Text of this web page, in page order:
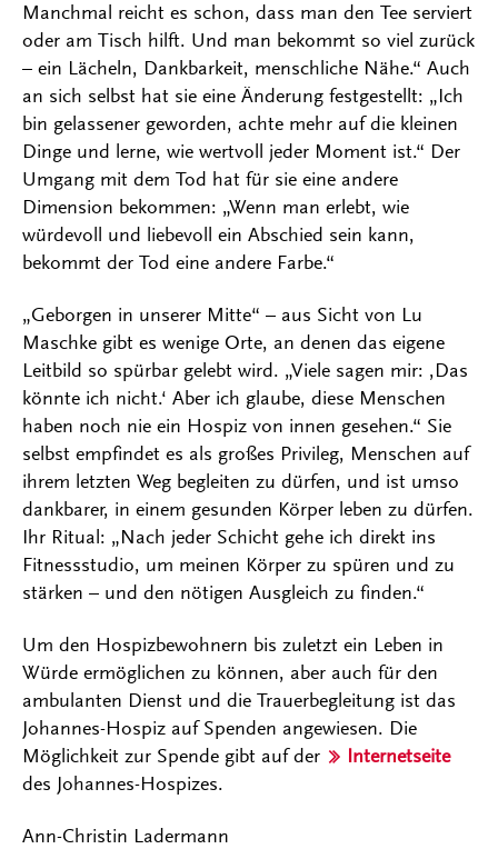
Manchmal reicht es schon, dass man den Tee serviert
oder am Tisch hilft. Und man bekommt so viel zurück
– ein Lächeln, Dankbarkeit, menschliche Nähe.“ Auch
an sich selbst hat sie eine Änderung festgestellt: „Ich
bin gelassener geworden, achte mehr auf die kleinen
Dinge und lerne, wie wertvoll jeder Moment ist.“ Der
Umgang mit dem Tod hat für sie eine andere
Dimension bekommen: „Wenn man erlebt, wie
würdevoll und liebevoll ein Abschied sein kann,
bekommt der Tod eine andere Farbe.“
„Geborgen in unserer Mitte“ – aus Sicht von Lu
Maschke gibt es wenige Orte, an denen das eigene
Leitbild so spürbar gelebt wird. „Viele sagen mir: ‚Das
könnte ich nicht.‘ Aber ich glaube, diese Menschen
haben noch nie ein Hospiz von innen gesehen.“ Sie
selbst empfindet es als großes Privileg, Menschen auf
ihrem letzten Weg begleiten zu dürfen, und ist umso
dankbarer, in einem gesunden Körper leben zu dürfen.
Ihr Ritual: „Nach jeder Schicht gehe ich direkt ins
Fitnessstudio, um meinen Körper zu spüren und zu
stärken – und den nötigen Ausgleich zu finden.“
Um den Hospizbewohnern bis zuletzt ein Leben in
Würde ermöglichen zu können, aber auch für den
ambulanten Dienst und die Trauerbegleitung ist das
Johannes-Hospiz auf Spenden angewiesen. Die
Möglichkeit zur Spende gibt auf der
Internetseite
des Johannes-Hospizes.
Ann-Christin Ladermann